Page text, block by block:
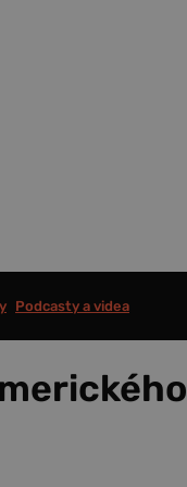
Podcasty a videa